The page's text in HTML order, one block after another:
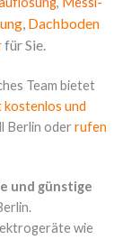
, Dachboden
für Sie.
Team bietet
kostenlos und
Berlin oder rufen
und günstige
wie